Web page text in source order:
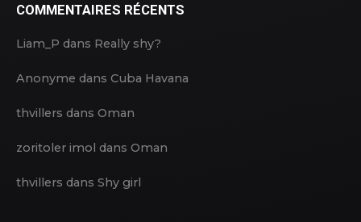
COMMENTAIRES RÉCENTS
Liam_P dans Really shy?
Anonyme dans Cuba Havana
thvillers dans Oman
zoritoler imol dans Oman
thvillers dans Shy girl